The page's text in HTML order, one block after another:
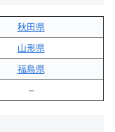
秋田県
山形県
福島県
–